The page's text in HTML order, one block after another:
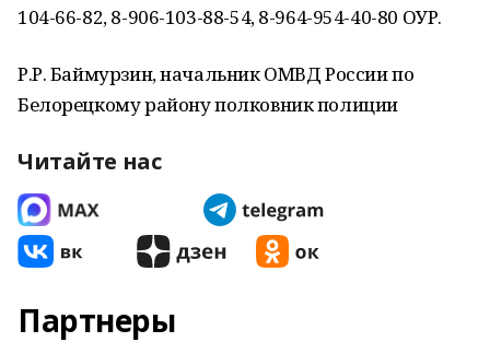
104-66-82, 8-906-103-88-54, 8-964-954-40-80 ОУР.
Р.Р. Баймурзин, начальник ОМВД России по
Белорецкому району полковник полиции
Читайте нас
Партнеры